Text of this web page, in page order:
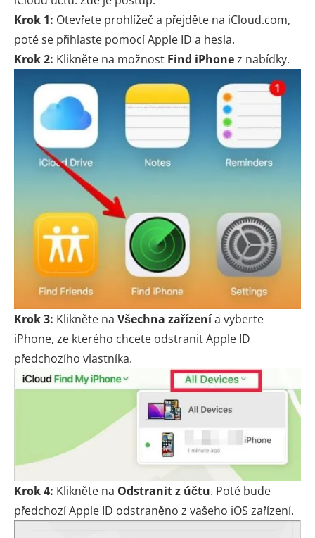
Krok 1: Otevřete prohlížeč a přejděte na iCloud.com,
poté se přihlaste pomocí Apple ID a hesla.
Krok 2: Klikněte na možnost Find iPhonez nabídky.
Krok 3: Klikněte na Všechna zařízenía vyberte
iPhone, ze kterého chcete odstranit Apple ID
předchozího vlastníka.
Krok 4: Klikněte na Odstranit z účtu. Poté bude
předchozí Apple ID odstraněno z vašeho iOS zařízení.